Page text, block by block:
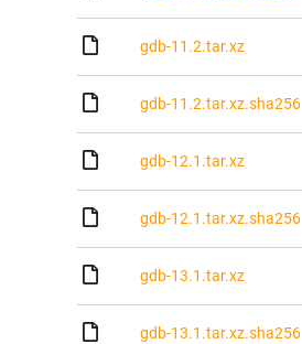
gdb-11.2.tar.xz
gdb-11.2.tar.xz.sha256
gdb-12.1.tar.xz
gdb-12.1.tar.xz.sha256
gdb-13.1.tar.xz
gdb-13.1.tar.xz.sha256